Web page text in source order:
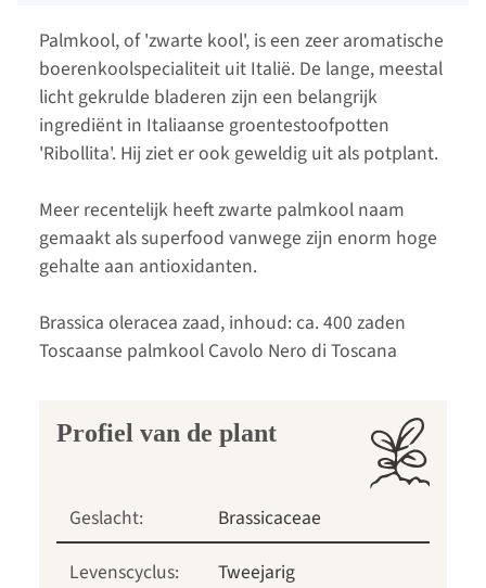
Palmkool, of 'zwarte kool', is een zeer aromatische
boerenkoolspecialiteit uit Italië. De lange, meestal
licht gekrulde bladeren zijn een belangrijk
ingrediënt in Italiaanse groentestoofpotten
'Ribollita'. Hij ziet er ook geweldig uit als potplant.
Meer recentelijk heeft zwarte palmkool naam
gemaakt als superfood vanwege zijn enorm hoge
gehalte aan antioxidanten.
Brassica oleracea zaad, inhoud: ca. 400 zaden
Toscaanse palmkool Cavolo Nero di Toscana
Profiel van de plant
Geslacht:
Brassicaceae
Levenscyclus:
Tweejarig